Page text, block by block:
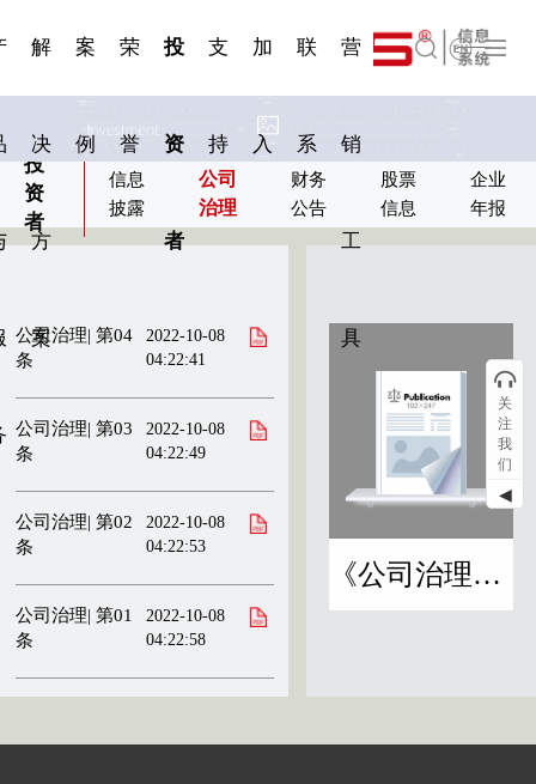
解
决
方
案
案
例
荣
誉
投
资
者
支
持
加
入
联
系
营
销
工
具
English
投
资
者
信息
披露
公司
治理
财务
公告
股票
信息
企业
年报
公司治理| 第04
条
2022-10-08
04:22:41
公司治理| 第03
条
2022-10-08
04:22:49
公司治理| 第02
条
2022-10-08
04:22:53
公司治理| 第01
条
2022-10-08
04:22:58
《公司治理刊物》
关
注
我
们
◀